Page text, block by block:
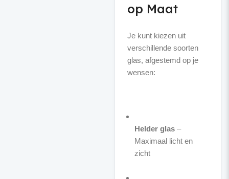
op Maat
Je kunt kiezen uit
verschillende soorten
glas, afgestemd op je
wensen:
Helder glas–
Maximaal licht en
zicht